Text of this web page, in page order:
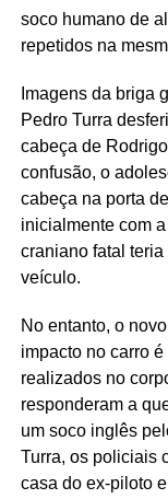
soco humano de
repetidos na
Imagens da briga
Pedro Turra
cabeça de
confusão, o
cabeça na porta
inicialmente com
craniano fatal
veículo.
No entanto, o
impacto no carro
realizados no
responderam a
um soco inglês
Turra, os policiais
casa do ex-piloto